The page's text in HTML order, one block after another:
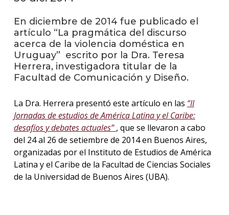
En diciembre de 2014 fue publicado el
artículo “La pragmática del discurso
acerca de la violencia doméstica en
Uruguay” escrito por la Dra. Teresa
Herrera, investigadora titular de la
Facultad de Comunicación y Diseño.
La Dra. Herrera presentó este artículo en las “II
Jornadas de estudios de América Latina y el Caribe:
desafíos y debates actuales”, que se llevaron a cabo
del 24 al 26 de setiembre de 2014 en Buenos Aires,
organizadas por el Instituto de Estudios de América
Latina y el Caribe de la Facultad de Ciencias Sociales
de la Universidad de Buenos Aires (UBA).